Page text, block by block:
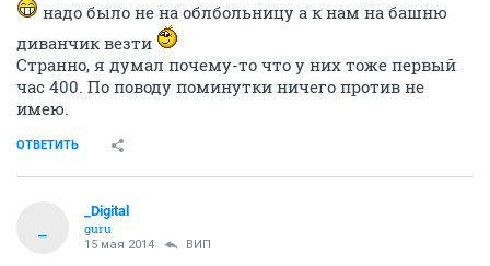
надо было не на облбольницу а к нам на башню
диванчик везти
Странно, я думал почему-то что у них тоже первый
час 400. По поводу поминутки ничего против не
имею.
ОТВЕТИТЬ
_Digital
guru
15 мая 2014 ВИП